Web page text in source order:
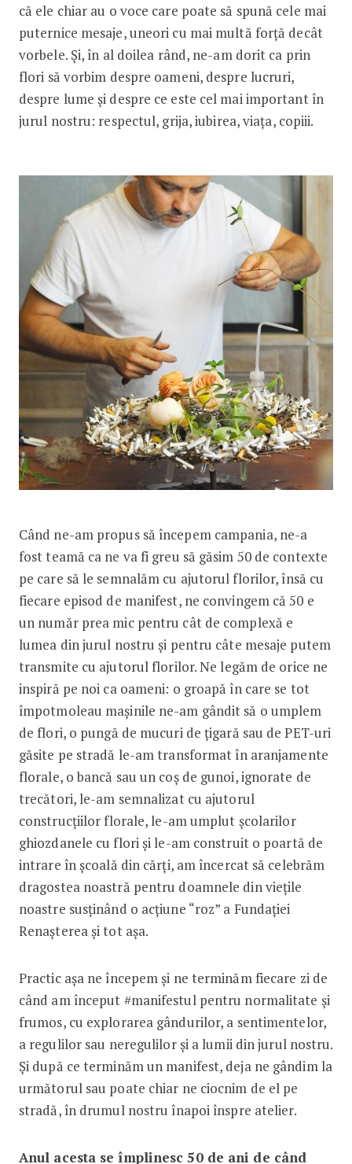
că ele chiar au o voce care poate să spună cele mai
puternice mesaje, uneori cu mai multă forță decât
vorbele. Și, în al doilea rând, ne-am dorit ca prin
flori să vorbim despre oameni, despre lucruri,
despre lume și despre ce este cel mai important în
jurul nostru: respectul, grija, iubirea, viața, copiii.
Când ne-am propus să începem campania, ne-a
fost teamă ca ne va fi greu să găsim 50 de contexte
pe care să le semnalăm cu ajutorul florilor, însă cu
fiecare episod de manifest, ne convingem că 50 e
un număr prea mic pentru cât de complexă e
lumea din jurul nostru și pentru câte mesaje putem
transmite cu ajutorul florilor. Ne legăm de orice ne
inspiră pe noi ca oameni: o groapă în care se tot
împotmoleau mașinile ne-am gândit să o umplem
de flori, o pungă de mucuri de țigară sau de PET-uri
găsite pe stradă le-am transformat în aranjamente
florale, o bancă sau un coș de gunoi, ignorate de
trecători, le-am semnalizat cu ajutorul
construcțiilor florale, le-am umplut școlarilor
ghiozdanele cu flori și le-am construit o poartă de
intrare în școală din cărți, am încercat să celebrăm
dragostea noastră pentru doamnele din viețile
noastre susținând o acțiune “roz” a Fundației
Renașterea și tot așa.
Practic așa ne începem și ne terminăm fiecare zi de
când am început #manifestul pentru normalitate și
frumos, cu explorarea gândurilor, a sentimentelor,
a regulilor sau neregulilor și a lumii din jurul nostru.
Și după ce terminăm un manifest, deja ne gândim la
următorul sau poate chiar ne ciocnim de el pe
stradă, în drumul nostru înapoi înspre atelier.
Anul acesta se împlinesc 50 de ani de când